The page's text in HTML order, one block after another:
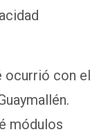
ocurrió con el
módulos